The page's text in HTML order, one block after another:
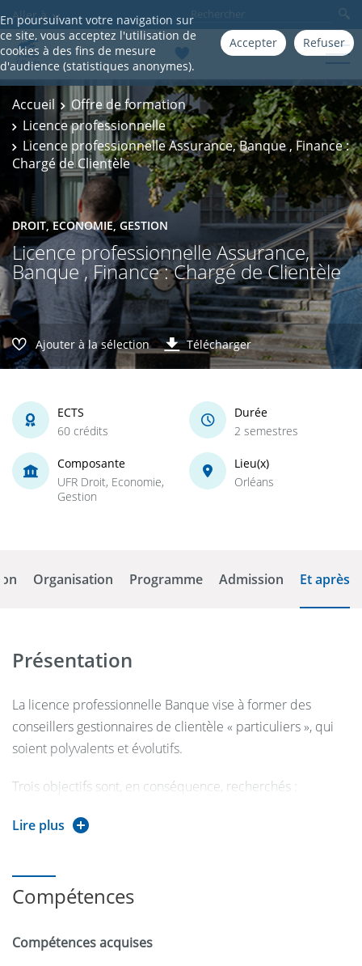
En poursuivant votre navigation sur
ce site, vous acceptez l'utilisation de
cookies à des fins de mesure
d'audience (statistiques anonymes).
Accepter Refuser
Aller à
Accueil
Offre de formation
Licence professionnelle
Licence professionnelle Assurance, Banque , Finance :
Chargé de Clientèle
DROIT, ECONOMIE, GESTION
Licence professionnelle Assurance,
Banque , Finance : Chargé de Clientèle
Ajouter à la sélection Télécharger
ECTS
60 crédits
Durée
2 semestres
Composante
UFR Droit, Economie,
Gestion
Lieu(x)
Orléans
Organisation Programme Admission Et après
Présentation
La licence professionnelle Banque vise à former des
conseillers gestionnaires de clientèle « particuliers », qui
soient polyvalents et évolutifs.
Trois objectifs sont, en conséquence, recherchés :
- acquérir une solide culture économique
afférentes au marché des particuliers
comportemental et commercial
Lire plus
Compétences
Compétences acquises